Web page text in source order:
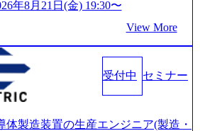
Fintech業界を中心に最先端テクノ
のクライアントの企業価値の最大
略策定、組織改革、人材育成、業
コンサルティングサービスを一気
徴（いわゆる総合コンサルティング
”DXエリアにSpir（槍）を指して
一昔前は金融が強い企業として認知
年8月21日(金) 19:30〜
View More
受付中 セミナー
体製造装置の生産エンジニア(製造・